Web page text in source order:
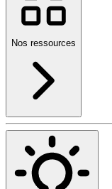
Nos ressources